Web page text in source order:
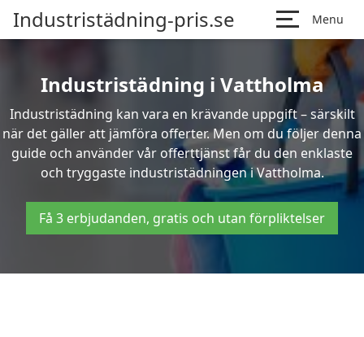
Industristädning-pris.se Menu
Industristädning i Vattholma
Industristädning kan vara en krävande uppgift – särskilt
när det gäller att jämföra offerter. Men om du följer denna
guide och använder vår offerttjänst får du den enklaste
och tryggaste industristädningen i Vattholma.
Få 3 erbjudanden, gratis och utan förpliktelser